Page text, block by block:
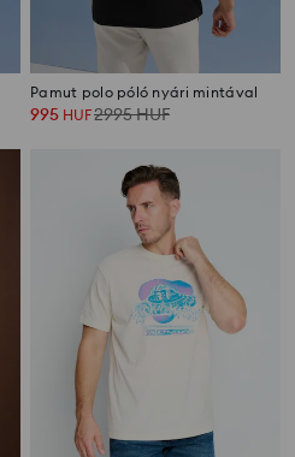
Pamut polo póló nyári mintával
995 HUF2995HUF